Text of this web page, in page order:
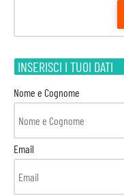
INSERISCI I TUOI DATI
Nome e Cognome
Email